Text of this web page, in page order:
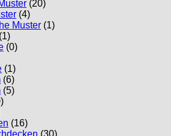
(20)
(4)
Muster (1)
(1)
(0)
(1)
(6)
(5)
(16)
(30)